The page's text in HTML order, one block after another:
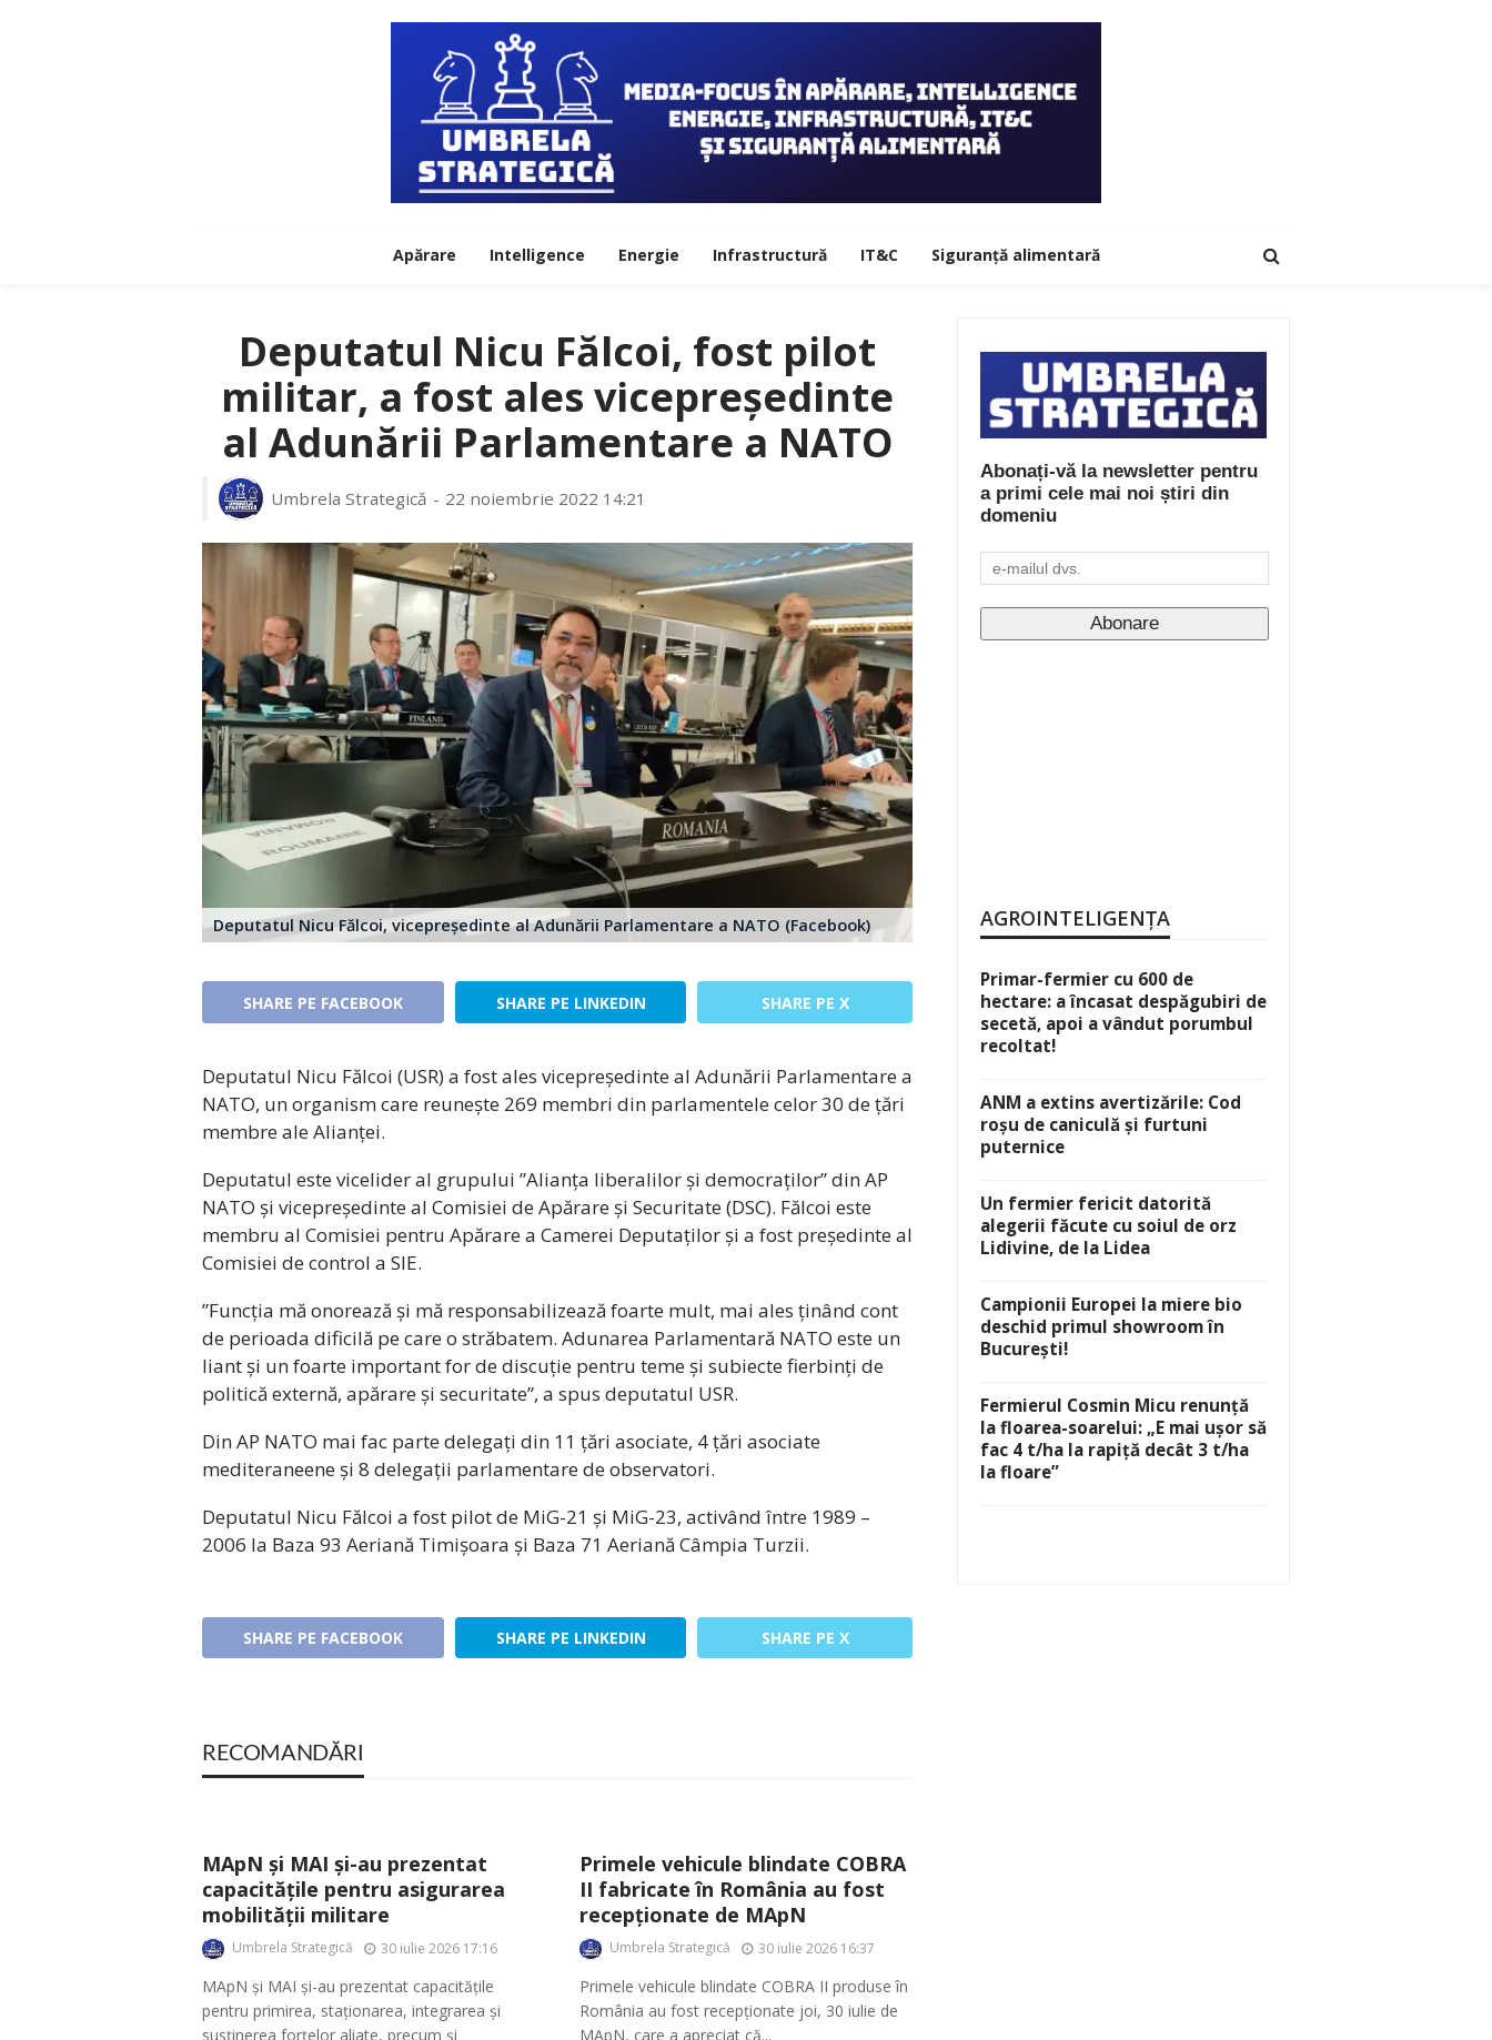
Apărare Intelligence Energie Infrastructură IT&C Siguranță alimentară
Deputatul Nicu Fălcoi, fost pilot
militar, a fost ales vicepreședinte
al Adunării Parlamentare a NATO
Umbrela Strategică 22 noiembrie 2022 14:21
Deputatul Nicu Fălcoi, vicepreședinte al Adunării Parlamentare a NATO (Facebook)
SHARE PE FACEBOOK SHARE PE LINKEDIN SHARE PE X
Deputatul Nicu Fălcoi (USR) a fost ales vicepreședinte al Adunării Parlamentare a
NATO, un organism care reunește 269 membri din parlamentele celor 30 de țări
membre ale Alianței.
Deputatul este vicelider al grupului ”Alianța liberalilor și democraților” din AP
NATO și vicepreședinte al Comisiei de Apărare și Securitate (DSC). Fălcoi este
membru al Comisiei pentru Apărare a Camerei Deputaților și a fost președinte al
Comisiei de control a SIE.
”Funcția mă onorează și mă responsabilizează foarte mult, mai ales ținând cont
de perioada dificilă pe care o străbatem. Adunarea Parlamentară NATO este un
liant și un foarte important for de discuție pentru teme și subiecte fierbinți de
politică externă, apărare și securitate”, a spus deputatul USR.
Din AP NATO mai fac parte delegați din 11 țări asociate, 4 țări asociate
mediteraneene și 8 delegații parlamentare de observatori.
Deputatul Nicu Fălcoi a fost pilot de MiG-21 și MiG-23, activând între 1989 –
2006 la Baza 93 Aeriană Timișoara și Baza 71 Aeriană Câmpia Turzii.
SHARE PE FACEBOOK SHARE PE LINKEDIN SHARE PE X
RECOMANDĂRI
MApN și MAI și-au prezentat
capacitățile pentru asigurarea
mobilității militare
Umbrela Strategică 30 iulie 2026 17:16
MApN și MAI și-au prezentat capacitățile
pentru primirea, staționarea, integrarea și
susținerea forțelor aliate, precum și
Primele vehicule blindate COBRA
II fabricate în România au fost
recepționate de MApN
Umbrela Strategică 30 iulie 2026 16:37
Primele vehicule blindate COBRA II produse în
România au fost recepționate joi, 30 iulie de
MApN, care a apreciat că...
Abonați-vă la newsletter pentru
a primi cele mai noi știri din
domeniu
AGROINTELIGENȚA
Primar-fermier cu 600 de
hectare: a încasat despăgubiri de
secetă, apoi a vândut porumbul
recoltat!
ANM a extins avertizările: Cod
roșu de caniculă și furtuni
puternice
Un fermier fericit datorită
alegerii făcute cu soiul de orz
Lidivine, de la Lidea
Campionii Europei la miere bio
deschid primul showroom în
București!
Fermierul Cosmin Micu renunță
la floarea-soarelui: „E mai ușor să
fac 4 t/ha la rapiță decât 3 t/ha
la floare”